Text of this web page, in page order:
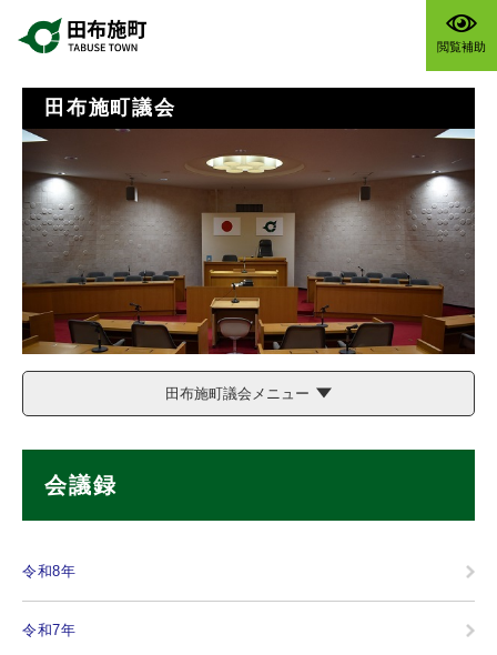
閲覧補助
田布施町議会
田布施町議会メニュー
会議録
令和8年
令和7年